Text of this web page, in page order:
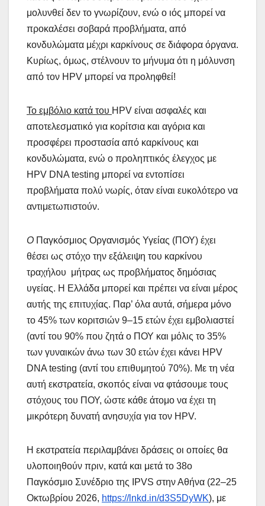
μολυνθεί δεν το γνωρίζουν, ενώ ο ιός μπορεί να
προκαλέσει σοβαρά προβλήματα, από
κονδυλώματα μέχρι καρκίνους σε διάφορα όργανα.
Κυρίως, όμως, στέλνουν το μήνυμα ότι η μόλυνση
από τον HPV μπορεί να προληφθεί!
Το εμβόλιο κατά του HPV είναι ασφαλές και
αποτελεσματικό για κορίτσια και αγόρια και
προσφέρει προστασία από καρκίνους και
κονδυλώματα, ενώ ο προληπτικός έλεγχος με
HPV DNA testing μπορεί να εντοπίσει
προβλήματα πολύ νωρίς, όταν είναι ευκολότερο να
αντιμετωπιστούν.
Ο Παγκόσμιος Οργανισμός Υγείας (ΠΟΥ) έχει
θέσει ως στόχο την εξάλειψη του καρκίνου
τραχήλου μήτρας ως προβλήματος δημόσιας
υγείας. Η Ελλάδα μπορεί και πρέπει να είναι μέρος
αυτής της επιτυχίας. Παρ’ όλα αυτά, σήμερα μόνο
το 45% των κοριτσιών 9–15 ετών έχει εμβολιαστεί
(αντί του 90% που ζητά ο ΠΟΥ και μόλις το 35%
των γυναικών άνω των 30 ετών έχει κάνει HPV
DNA testing (αντί του επιθυμητού 70%). Με τη νέα
αυτή εκστρατεία, σκοπός είναι να φτάσουμε τους
στόχους του ΠΟΥ, ώστε κάθε άτομο να έχει τη
μικρότερη δυνατή ανησυχία για τον HPV.
Η εκστρατεία περιλαμβάνει δράσεις οι οποίες θα
υλοποιηθούν πριν, κατά και μετά το 38ο
Παγκόσμιο Συνέδριο της IPVS στην Αθήνα (22–25
Οκτωβρίου 2026, https://lnkd.in/d3S5DyWK), με